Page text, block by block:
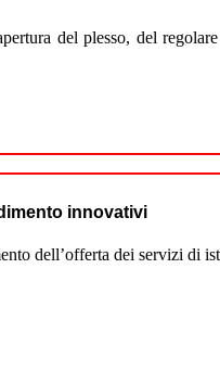
del plesso, del
innovativi
dell’offerta dei servizi di